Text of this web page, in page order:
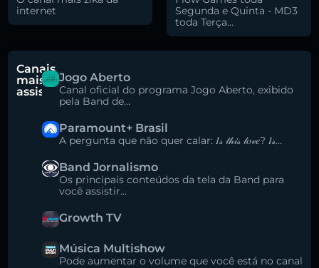
internet
Segunda e Quinta - MD3
toda Terça...
Canais
mais
assistidos
Jogo Aberto
Canal oficial do programa Jogo Aberto, exibido
pela Band de...
Paramount+ Brasil
A pergunta que não quer calar: 𝐼𝓈 𝓉𝒽𝒾𝓈 𝓁𝑜𝓋𝑒? 𝐼𝓈...
Band Jornalismo
Os principais conteúdos da tela da Band para
você assistir...
Growth TV
Música Multishow
Pode aumentar o volume que você está no canal